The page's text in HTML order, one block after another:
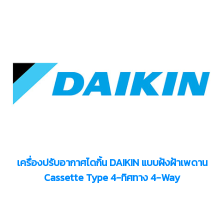
เครื่องปรับอากาศไดกิ้น DAIKIN แบบฝ้งฝ้าเพดาน
Cassette Type 4-ทิศทาง 4-Way